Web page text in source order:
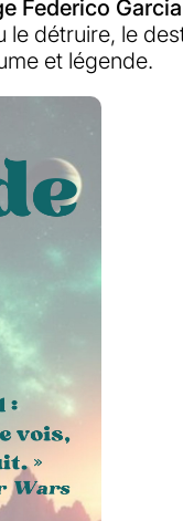
Federico
détruire, le
et légende.